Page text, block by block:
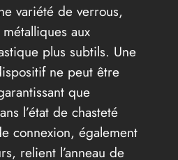
variété de verrous,
aux
plus subtils. Une
ne peut être
que
l’état de chasteté
connexion, également
relient l’anneau de